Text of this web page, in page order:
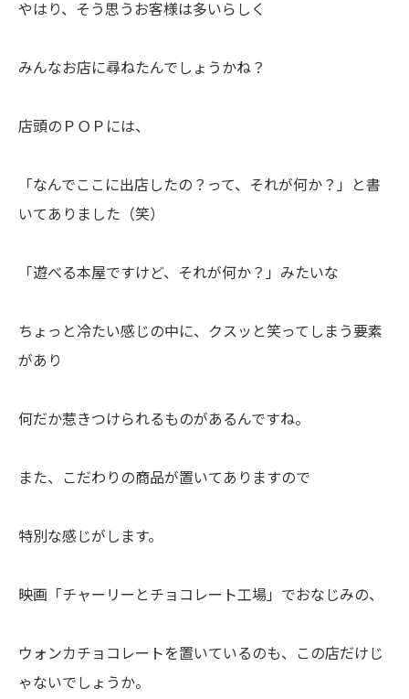
やはり、そう思うお客様は多いらしく
みんなお店に尋ねたんでしょうかね？
店頭のＰＯＰには、
「なんでここに出店したの？って、それが何か？」と書
いてありました（笑）
「遊べる本屋ですけど、それが何か？」みたいな
ちょっと冷たい感じの中に、クスッと笑ってしまう要素
があり
何だか惹きつけられるものがあるんですね。
また、こだわりの商品が置いてありますので
特別な感じがします。
映画「チャーリーとチョコレート工場」でおなじみの、
ウォンカチョコレートを置いているのも、この店だけじ
ゃないでしょうか。